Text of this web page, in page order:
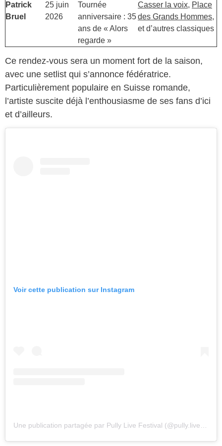
Patrick
Bruel
25 juin
2026
Tournée
anniversaire : 35
ans de « Alors
regarde »
Casser la voix, Place
des Grands Hommes,
et d’autres classiques
Ce rendez-vous sera un moment fort de la saison,
avec une setlist qui s’annonce fédératrice.
Particulièrement populaire en Suisse romande,
l’artiste suscite déjà l’enthousiasme de ses fans d’ici
et d’ailleurs.
Voir cette publication sur Instagram
Une publication partagée par Pully Live Festival (@pully.live.festival)